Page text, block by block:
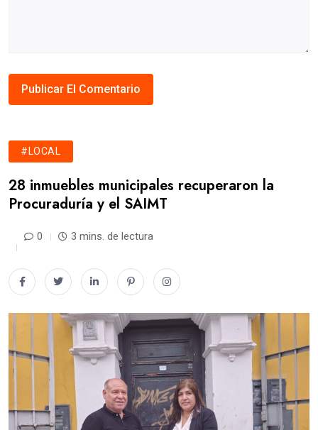
#LOCAL
28 inmuebles municipales recuperaron la
Procuraduría y el SAIMT
0 3 mins. de lectura